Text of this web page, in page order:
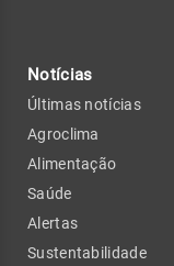
Notícias
Últimas notícias
Agroclima
Alimentação
Saúde
Alertas
Sustentabilidade